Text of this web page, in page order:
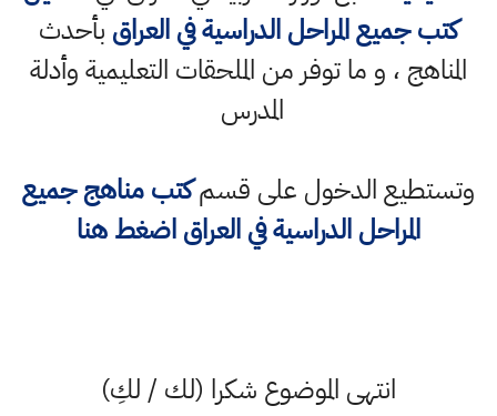
كتب جميع المراحل الدراسية في العراق بأحدث
المناهج ، و ما توفر من الملحقات التعليمية وأدلة
المدرس
وتستطيع الدخول على قسمكتب مناهج جميع
المراحل الدراسية في العراق اضغط هنا
انتهى الموضوع شكرا (لك / لكِ)